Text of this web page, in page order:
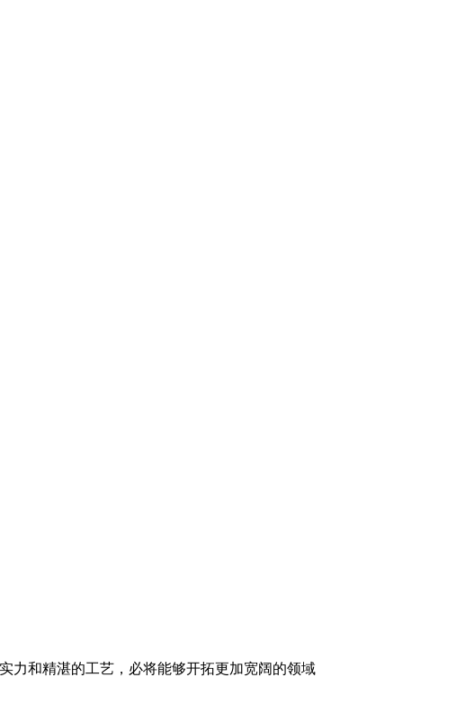
力和精湛的工艺，必将能够开拓更加宽阔的领域